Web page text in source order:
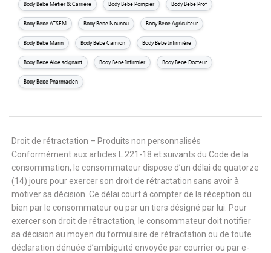
Body Bebe Métier & Carrière Body Bebe Pompier Body Bebe Prof
Body Bebe ATSEM Body Bebe Nounou Body Bebe Agriculteur
Body Bebe Marin Body Bebe Camion Body Bebe Infirmière
Body Bebe Aide soignant Body Bebe Infirmier Body Bebe Docteur
Body Bebe Pharmacien
Droit de rétractation – Produits non personnalisés
Conformément aux articles L.221-18 et suivants du Code de la
consommation, le consommateur dispose d’un délai de quatorze
(14) jours pour exercer son droit de rétractation sans avoir à
motiver sa décision. Ce délai court à compter de la réception du
bien par le consommateur ou par un tiers désigné par lui. Pour
exercer son droit de rétractation, le consommateur doit notifier
sa décision au moyen du formulaire de rétractation ou de toute
déclaration dénuée d’ambiguïté envoyée par courrier ou par e-